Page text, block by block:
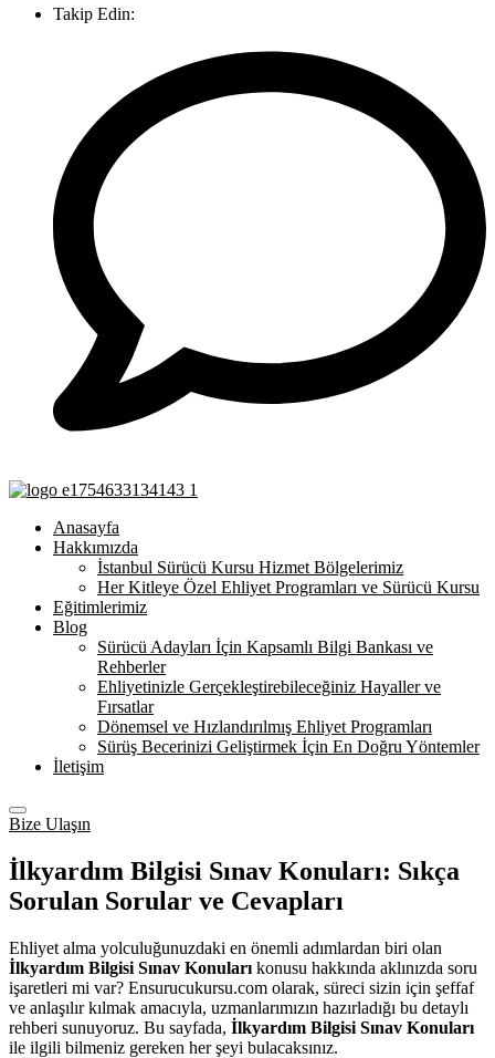
Takip Edin:
Anasayfa
Hakkımızda
İstanbul Sürücü Kursu Hizmet Bölgelerimiz
Her Kitleye Özel Ehliyet Programları ve Sürücü Kursu
Eğitimlerimiz
Blog
Sürücü Adayları İçin Kapsamlı Bilgi Bankası ve
Rehberler
Ehliyetinizle Gerçekleştirebileceğiniz Hayaller ve
Fırsatlar
Dönemsel ve Hızlandırılmış Ehliyet Programları
Sürüş Becerinizi Geliştirmek İçin En Doğru Yöntemler
İletişim
Bize Ulaşın
İlkyardım Bilgisi Sınav Konuları: Sıkça
Sorulan Sorular ve Cevapları
Ehliyet alma yolculuğunuzdaki en önemli adımlardan biri olan
İlkyardım Bilgisi Sınav Konuları konusu hakkında aklınızda soru
işaretleri mi var? Ensurucukursu.com olarak, süreci sizin için şeffaf
ve anlaşılır kılmak amacıyla, uzmanlarımızın hazırladığı bu detaylı
rehberi sunuyoruz. Bu sayfada, İlkyardım Bilgisi Sınav Konuları
ile ilgili bilmeniz gereken her şeyi bulacaksınız.